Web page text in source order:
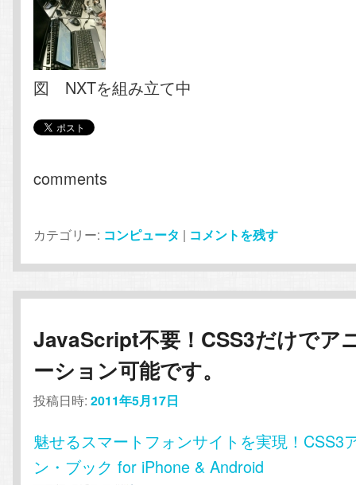
図 NXTを組み立て中
comments
カテゴリー: コンピュータ | コメントを残す
JavaScript不要！CSS3だけでア
ーション可能です。
投稿日時:2011年5月17日
魅せるスマートフォンサイトを実現！CSS3
ン・ブック for iPhone & Android